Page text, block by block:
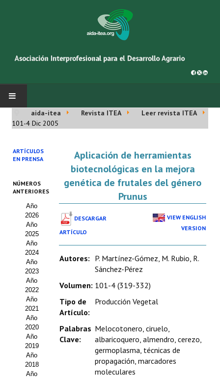
INICIO
Cincuentenario AIDA
Organigrama
Estatutos
Hacerse socio
Noticias
Galería de Fotos
Web AIDA 2.0
REVISTA ITEA
Presentación ITEA
Equipo Editorial
aida-itea Revista ITEA
Leer revista ITEA
101-4 Dic 2005
ARTÍCULOS
EN PRENSA
NÚMEROS
ANTERIORES
Año
2026
Año
2025
Año
2024
Año
2023
Año
2022
Año
2021
Año
2020
Año
2019
Año
2018
Año
Aplicación de herramientas
biotecnológicas en la mejora
genética de frutales del género
Prunus
DESCARGAR
ARTÍCULO
VIEW ENGLISH
VERSION
Autores: P. Martínez-Gómez, M. Rubio, R.
Sánchez-Pérez
Volumen: 101-4 (319-332)
Tipo de
Artículo:
Producción Vegetal
Palabras
Clave:
Melocotonero, ciruelo,
albaricoquero, almendro, cerezo,
germoplasma, técnicas de
propagación, marcadores
moleculares